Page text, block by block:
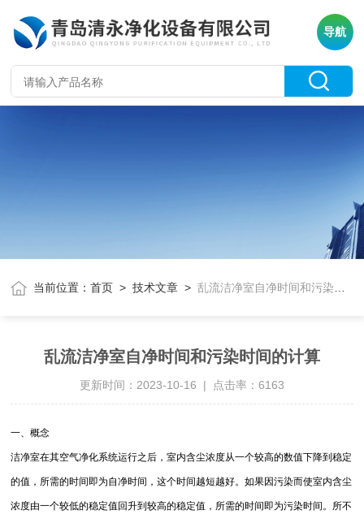
导航
当前位置：首页 >技术文章 >乱流洁净室自净时间和污染时间的计算
乱流洁净室自净时间和污染时间的计算
更新时间：2023-10-16 | 点击率：6163
一、概念
洁净室在其空气净化系统运行之后，室内含尘浓度从一个较高的数值下降到稳定
的值，所需的时间即为自净时间，这个时间越短越好。如果因污染而使室内含尘
浓度由一个较低的稳定值回升到较高的稳定值，所需的时间即为污染时间。所不